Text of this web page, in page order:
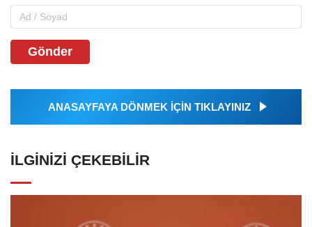
Gönder
ANASAYFAYA DÖNMEK İÇİN TIKLAYINIZ
İLGINIZI ÇEKEBILIR